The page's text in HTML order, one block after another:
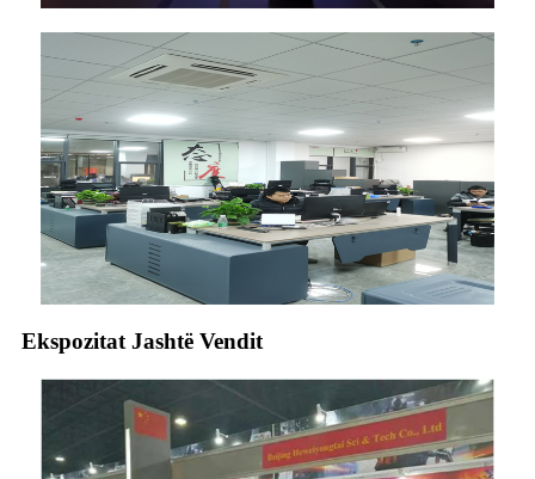
Ekspozitat Jashtë Vendit